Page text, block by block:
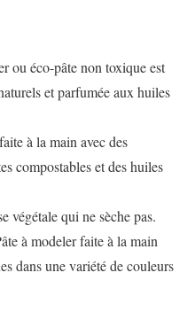
ou éco-pâte non toxique est
et parfumée aux huiles
à la main avec des
compostables et des huiles
végétale qui ne sèche pas.
à modeler faite à la main
dans une variété de couleurs